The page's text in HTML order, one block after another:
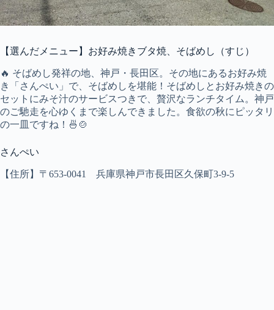
【選んだメニュー】お好み焼きブタ焼、そばめし（すじ）
🔥 そばめし発祥の地、神戸・長田区。その地にあるお好み焼
き「さんぺい」で、そばめしを堪能！そばめしとお好み焼きの
セットにみそ汁のサービスつきで、贅沢なランチタイム。神戸
のご馳走を心ゆくまで楽しんできました。食欲の秋にピッタリ
の一皿ですね！🍜🍲
さんぺい
【住所】〒653-0041 兵庫県神戸市長田区久保町3-9-5